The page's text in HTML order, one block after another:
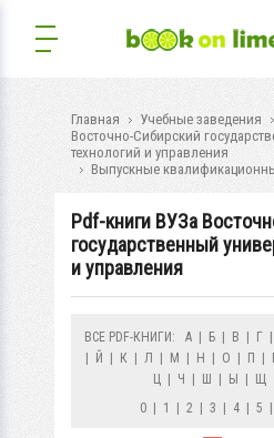
Главная
Учебные заведения
Восточно-Сибирский
технологий и управления
Выпускные
Pdf-книги ВУЗа
государственный
и управления
ВСЕ PDF-КНИГИ: А Б В Г
Й К Л М Н О П
Ц
Ч Ш Ы Щ
0
1 2 3 4 5